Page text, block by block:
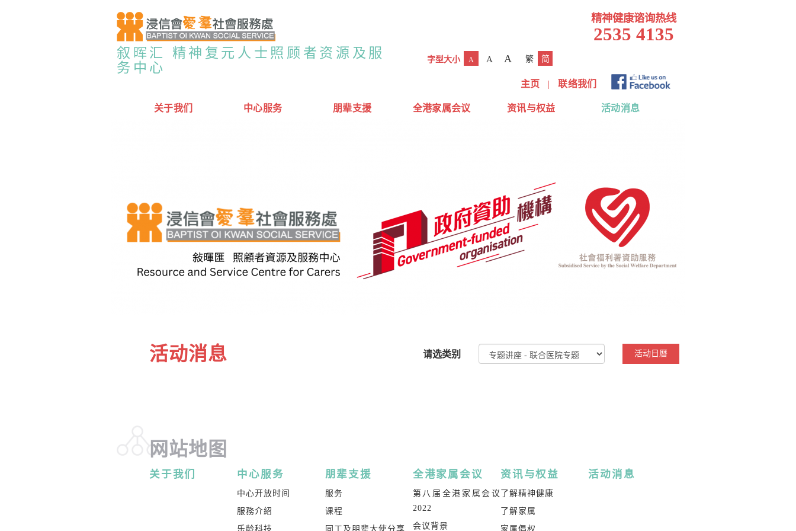
叙晖汇 精神复元人士照顾者资源及服
务中心
精神健康谘询热线
2535 4135
字型大小 A A A 繁 简
主页 | 联络我们
关于我们 中心服务 朋辈支援 全港家属会议 资讯与权益 活动消息
活动消息 请选类别 活动日曆
网站地图
关于我们 中心服务
中心开放时间
服務介紹
乐龄科技
朋辈支援
服务
课程
同工及朋辈大使分享
全港家属会议
第八届全港家属会议
2022
会议背景
资讯与权益
了解精神健康
了解家属
家属倡权
活动消息